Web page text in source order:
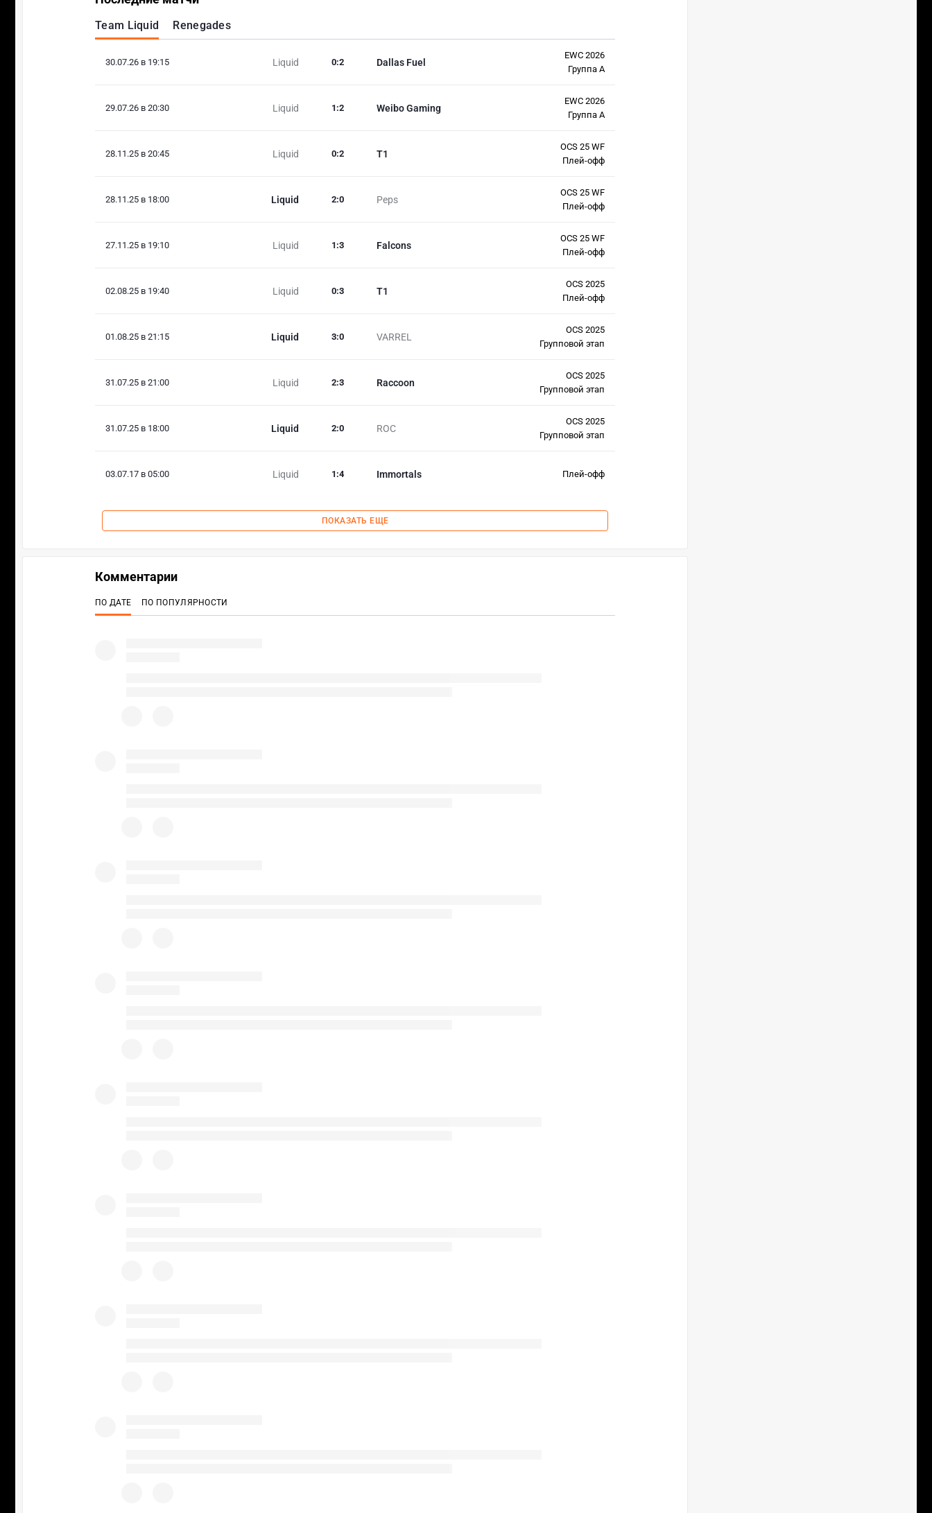
Team Liquid Renegades
30.07.26 в 19:15 Liquid Dallas Fuel
0:2
EWC 2026
Группа A
29.07.26 в 20:30 Liquid Weibo Gaming
1 :2
EWC 2026
Группа A
28.11.25 в 20:45 Liquid T1
0:2
OCS 25 WF
Плей-офф
28.11.25 в 18:00 Liquid Peps
2:0
OCS 25 WF
Плей-офф
27.11.25 в 19:10 Liquid Falcons
1 :3
OCS 25 WF
Плей-офф
02.08.25 в 19:40 Liquid T1
0:3
OCS 2025
Плей-офф
01.08.25 в 21:15 Liquid VARREL
3:0
OCS 2025
Групповой этап
31.07.25 в 21:00 Liquid Raccoon
2:3
OCS 2025
Групповой этап
31.07.25 в 18:00 Liquid ROC
2:0
OCS 2025
Групповой этап
03.07.17 в 05:00 Liquid Immortals
1 :4 Плей-офф
ПОКАЗАТЬ ЕЩЕ
Комментарии
ПО ДАТЕ ПО ПОПУЛЯРНОСТИ